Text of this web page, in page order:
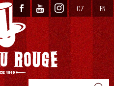
CZ EN